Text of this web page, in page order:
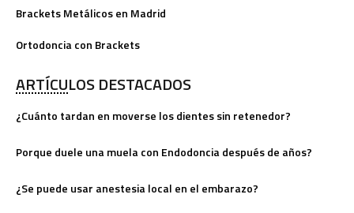
Brackets Metálicos en Madrid
Ortodoncia con Brackets
ARTÍCULOS DESTACADOS
¿Cuánto tardan en moverse los dientes sin retenedor?
Porque duele una muela con Endodoncia después de años?
¿Se puede usar anestesia local en el embarazo?